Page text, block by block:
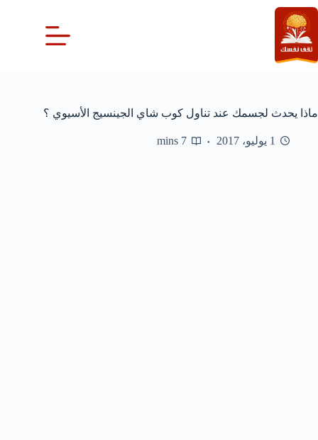
التجاوز
إلى
المحتوى
ماذا يحدث لجسمك عند تناول كوب شاي الجينسيج الأسيوي ؟
1 يوليو، 2017 7 mins